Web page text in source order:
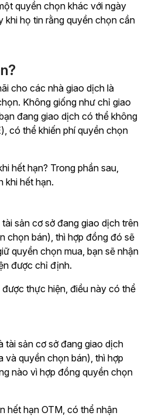
quyền chọn khác với ngày
khi họ tin rằng quyền chọn cần
cho các nhà giao dịch là
Không giống như chỉ giao
đang giao dịch có thể không
có thể khiến phí quyền chọn
hết hạn? Trong phần sau,
khi hết hạn.
sản cơ sở đang giao dịch trên
chọn bán), thì hợp đồng đó sẽ
quyền chọn mua, bạn sẽ nhận
được chỉ định.
thực hiện, điều này có thể
tài sản cơ sở đang giao dịch
và quyền chọn bán), thì hợp
nào vì hợp đồng quyền chọn
hết hạn OTM, có thể nhận